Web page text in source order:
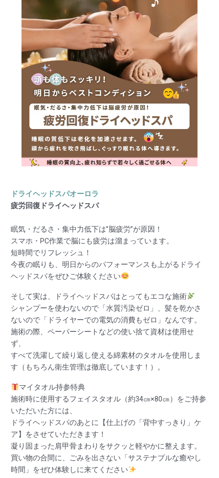
ドライヘッドスパオーロラ
疲労回復ドライヘッドスパ
眠気・だるさ・集中力低下は”脳疲労”が原因！
スマホ・PC作業で脳にも疲労は溜まっています。
短時間でリフレッシュ！
今夜の眠りも、明日からのパフォーマンスも上がるドライ
ヘッドスパをぜひご体験ください
そして実は、ドライヘッドスパはとってもエコな施術
シャンプーを使わないので「水質汚染ゼロ」、髪を乾かさ
ないので「ドライヤーでの電気の消費もゼロ」なんです。
施術の際、ペーパーシートなどの使い捨て資材は使用せ
ず、
すべて洗濯して繰り返し使える綿素材のタオルを使用しま
す（もちろん衛生管理は徹底しています！）。
マイタオル持参特典
施術時に使用するフェイスタオル（約34㎝×80㎝）をご持参
いただいた方には、
ドライヘッドスパのあとに【仕上げの「背中すっきり」ケ
ア】をさせていただきます！
凝り固まった肩甲骨まわりをサクッと軽やかに整えます。
買い物の合間に、ごみを出さない「サステナブルな癒やし
時間」をぜひ体験しに来てください